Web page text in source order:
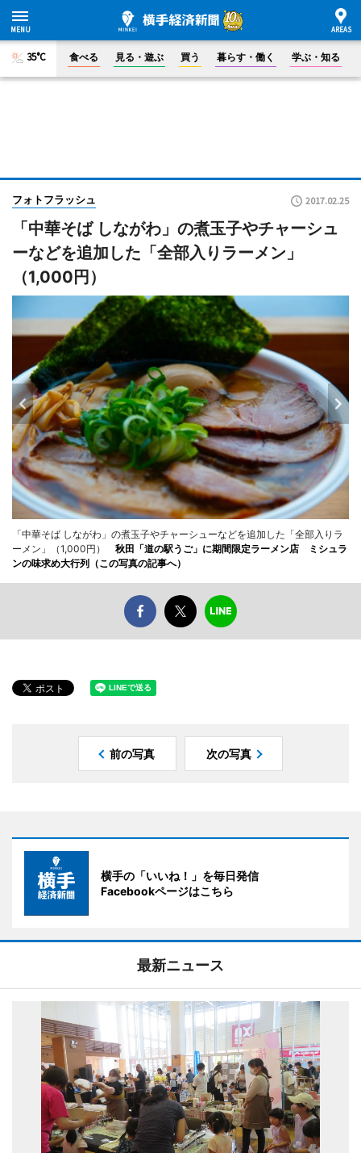
35°C 食べる 見る・遊ぶ 買う 暮らす・働く 学ぶ・知る
フォトフラッシュ 2017.02.25
「中華そば しながわ」の煮玉子やチャーシュ
ーなどを追加した「全部入りラーメン」
（1,000円）
「中華そば しながわ」の煮玉子やチャーシューなどを追加した「全部入りラ
ーメン」（1,000円） 秋田「道の駅うご」に期間限定ラーメン店 ミシュラ
ンの味求め大行列（この写真の記事へ）
前の写真 次の写真
横手の「いいね！」を毎日発信
Facebookページはこちら
最新ニュース